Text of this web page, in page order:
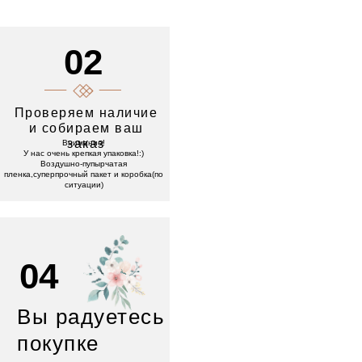
02
Проверяем наличие
и собираем ваш
заказ
04
Вы радуетесь
покупке
Внимание!
У нас очень крепкая упаковка!:)
Воздушно-пупырчатая
пленка,суперпрочный пакет и коробка(по
ситуации)